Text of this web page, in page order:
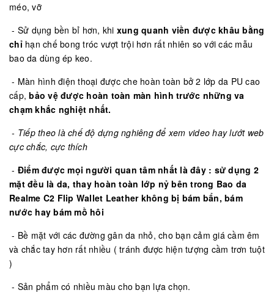
méo, vỡ
- Sử dụng bền bỉ hơn, khi xung quanh viền được khâu bằng
chỉhạn chế bong tróc vượt trội hơn rất nhiên so với các mẫu
bao da dùng ép keo.
- Màn hình điện thoại được che hoàn toàn bở 2 lớp da PU cao
cấp,bảo vệ được hoàn toàn màn hình trước những va
chạm khắc nghiệt nhất.
- Tiếp theo là chế độ dựng nghiêng để xem video hay lướt web
cực chắc, cực thích
- Điểm được mọi người quan tâm nhất là đây : sử dụng 2
mặt đều là da, thay hoàn toàn lớp nỷ bên trong Bao da
Realme C2 Flip Wallet Leather không bị bám bẩn, bám
nước hay bám mồ hôi
- Bề mặt với các đường gân da nhỏ, cho bạn cảm giá cầm êm
và chắc tay hơn rất nhiều ( tránh được hiện tượng cầm trơn tuột
)
- Sản phẩm có nhiều màu cho bạn lựa chọn.